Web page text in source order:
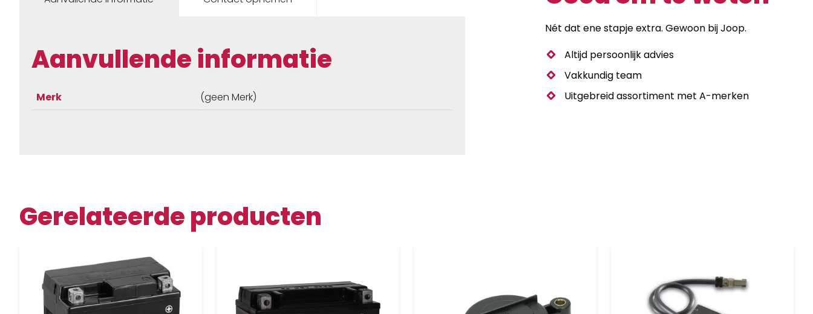
Aanvullende informatie
Merk (geen Merk)
Nét dat ene stapje extra. Gewoon bij Joop.
Altijd persoonlijk advies
Vakkundig team
Uitgebreid assortiment met A-merken
Gerelateerde producten